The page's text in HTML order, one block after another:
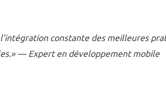
constante des meilleures
— Expert en développement mobile